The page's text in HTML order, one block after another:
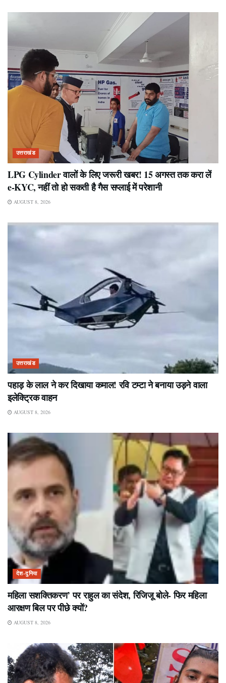
उत्तराखंड
LPG Cylinder वालों के लिए जरूरी खबर! 15 अगस्त तक करा लें
e-KYC, नहीं तो हो सकती है गैस सप्लाई में परेशानी
AUGUST 8, 2026
उत्तराखंड
पहाड़ के लाल ने कर दिखाया कमाल! रवि टम्टा ने बनाया उड़ने वाला
इलेक्ट्रिक वाहन
AUGUST 8, 2026
देश-दुनिया
महिला सशक्तिकरण’ पर राहुल का संदेश, रिजिजू बोले- फिर महिला
आरक्षण बिल पर पीछे क्यों?
AUGUST 8, 2026